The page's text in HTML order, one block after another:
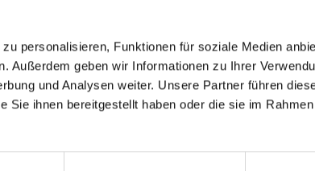
personalisieren, Funktionen für soziale Medien
Außerdem geben wir Informationen zu Ihrer
und Analysen weiter. Unsere Partner führen
Sie ihnen bereitgestellt haben oder die sie im
Art.Nr: A001764
1120.S100/300NE
In den Warenkorb